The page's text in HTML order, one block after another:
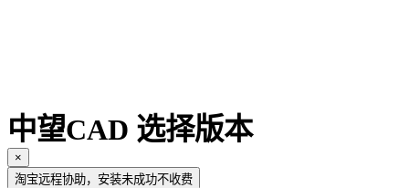
中望CAD 选择版本
×
淘宝远程协助，安装未成功不收费